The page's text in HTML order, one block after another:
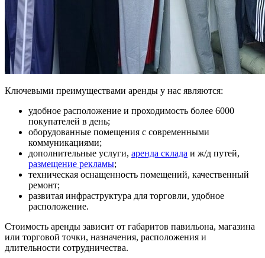
Ключевыми преимуществами аренды у нас являются:
удобное расположение и проходимость более 6000
покупателей в день;
оборудованные помещения с современными
коммуникациями;
дополнительные услуги, аренда склада и ж/д путей,
размещение рекламы;
техническая оснащенность помещений, качественный
ремонт;
развитая инфраструктура для торговли, удобное
расположение.
Стоимость аренды зависит от габаритов павильона, магазина
или торговой точки, назначения, расположения и
длительности сотрудничества.